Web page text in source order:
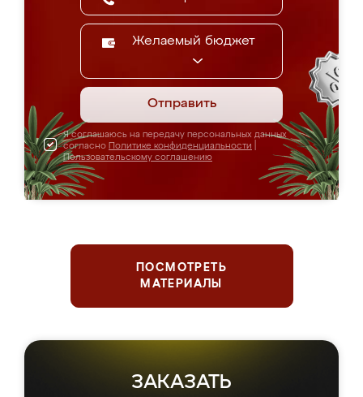
Желаемый бюджет
Отправить
Я соглашаюсь на передачу персональных данных
согласно Политике конфиденциальности
Пользовательскому соглашению
ПОСМОТРЕТЬ
МАТЕРИАЛЫ
ЗАКАЗАТЬ